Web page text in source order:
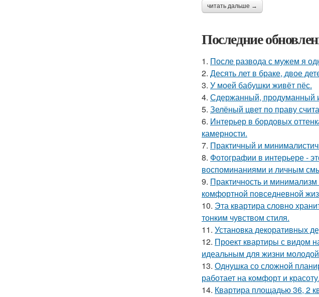
читать дальше →
Последние
1. После развода с мужем я
2. Десять лет в браке, двое
3. У моей бабушки живёт пёс.
4. Сдержанный, продуманный
5. Зелёный цвет по праву
6. Интерьер в бордовых
камерности.
7. Практичный и
8. Фотографии в интерьере -
воспоминаниями и личным
9. Практичность и
комфортной повседневной
10. Эта квартира словно
тонким чувством стиля.
11. Установка декоративных
12. Проект квартиры с видом
идеальным для жизни
13. Однушка со сложной
работает на комфорт и красоту.
14. Квартира площадью 36, 2